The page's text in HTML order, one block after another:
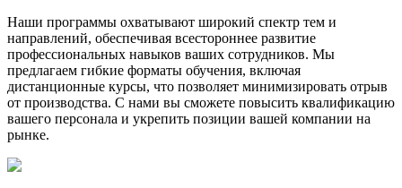
Наши программы охватывают широкий спектр тем и
направлений, обеспечивая всестороннее развитие
профессиональных навыков ваших сотрудников. Мы
предлагаем гибкие форматы обучения, включая
дистанционные курсы, что позволяет минимизировать отрыв
от производства. С нами вы сможете повысить квалификацию
вашего персонала и укрепить позиции вашей компании на
рынке.